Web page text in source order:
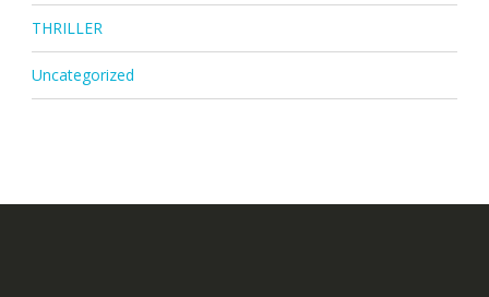
THRILLER
Uncategorized